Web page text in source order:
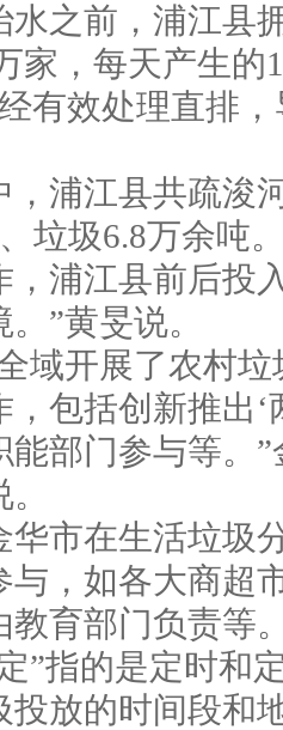
之前，浦江县
家，每天产生的
有效处理直排
江县共疏浚
垃圾6.8万余吨
，浦江县前后投
”黄旻说。
开展了农村垃
包括创新推出‘
能部门参与等。
市在生活垃圾
与，如各大商超
育部门负责等
”指的是定时和
放的时间段和